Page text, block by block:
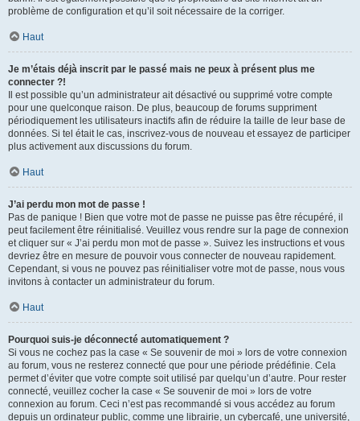
problème de configuration et qu’il soit nécessaire de la corriger.
Haut
Je m’étais déjà inscrit par le passé mais ne peux à présent plus me
connecter ?!
Il est possible qu’un administrateur ait désactivé ou supprimé votre compte
pour une quelconque raison. De plus, beaucoup de forums suppriment
périodiquement les utilisateurs inactifs afin de réduire la taille de leur base de
données. Si tel était le cas, inscrivez-vous de nouveau et essayez de participer
plus activement aux discussions du forum.
Haut
J’ai perdu mon mot de passe !
Pas de panique ! Bien que votre mot de passe ne puisse pas être récupéré, il
peut facilement être réinitialisé. Veuillez vous rendre sur la page de connexion
et cliquer sur « J’ai perdu mon mot de passe ». Suivez les instructions et vous
devriez être en mesure de pouvoir vous connecter de nouveau rapidement.
Cependant, si vous ne pouvez pas réinitialiser votre mot de passe, nous vous
invitons à contacter un administrateur du forum.
Haut
Pourquoi suis-je déconnecté automatiquement ?
Si vous ne cochez pas la case « Se souvenir de moi » lors de votre connexion
au forum, vous ne resterez connecté que pour une période prédéfinie. Cela
permet d’éviter que votre compte soit utilisé par quelqu’un d’autre. Pour rester
connecté, veuillez cocher la case « Se souvenir de moi » lors de votre
connexion au forum. Ceci n’est pas recommandé si vous accédez au forum
depuis un ordinateur public, comme une librairie, un cybercafé, une université,